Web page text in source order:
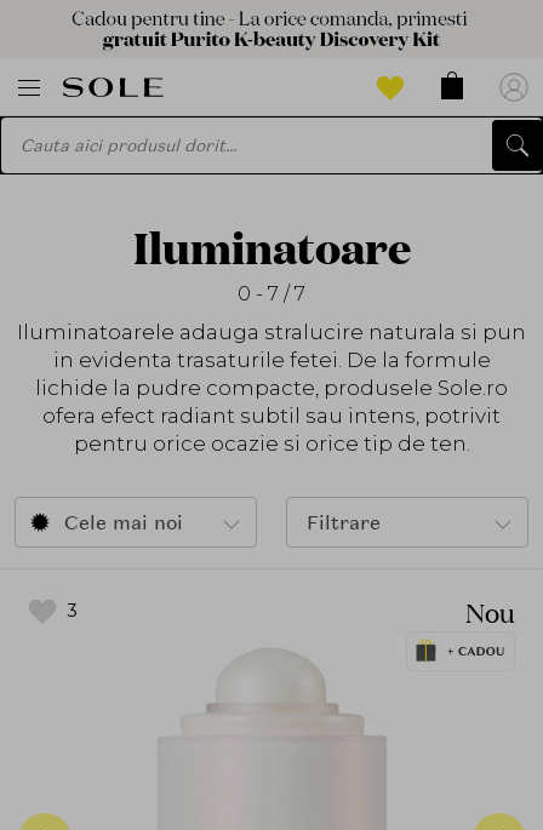
Iluminatoare
0 - 7 / 7
Iluminatoarele adauga stralucire naturala si pun
in evidenta trasaturile fetei. De la formule
lichide la pudre compacte, produsele Sole.ro
ofera efect radiant subtil sau intens, potrivit
pentru orice ocazie si orice tip de ten.
Cele mai noi Filtrare
3 Nou